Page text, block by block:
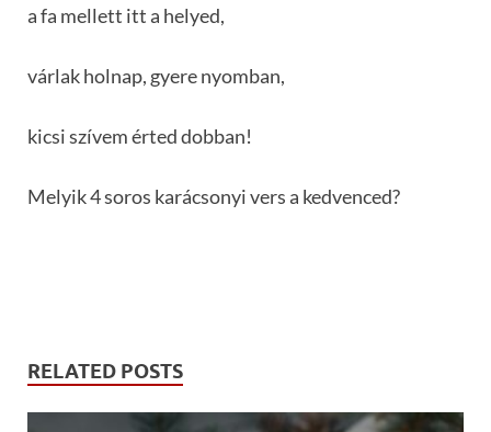
a fa mellett itt a helyed,
várlak holnap, gyere nyomban,
kicsi szívem érted dobban!
Melyik 4 soros karácsonyi vers a kedvenced?
RELATED POSTS